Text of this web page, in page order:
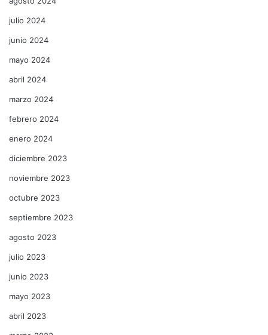
julio 2024
junio 2024
mayo 2024
abril 2024
marzo 2024
febrero 2024
enero 2024
diciembre 2023
noviembre 2023
octubre 2023
septiembre 2023
agosto 2023
julio 2023
junio 2023
mayo 2023
abril 2023